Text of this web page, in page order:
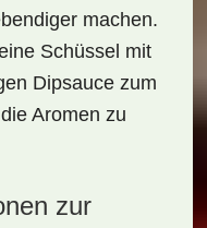
machen.
Schüssel mit
Dipsauce zum
Aromen zu
zur